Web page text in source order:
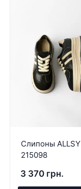
Слипоны ALLSY
215098
3 370 грн.